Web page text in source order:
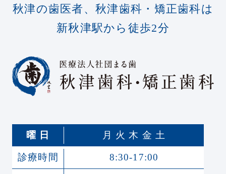
秋津の歯医者、秋津歯科・矯正歯科は
新秋津駅から徒歩2分
曜 日 月 火 木 金 土
診療時間 8:30-17:00